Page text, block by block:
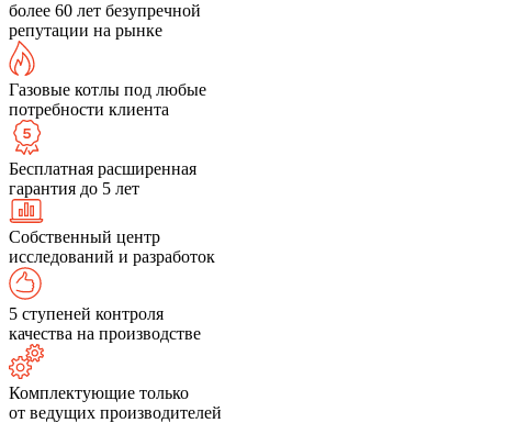
более 60 лет безупречной
репутации на рынке
Газовые котлы под любые
потребности клиента
Бесплатная расширенная
гарантия до 5 лет
Собственный центр
исследований и разработок
5 ступеней контроля
качества на производстве
Комплектующие только
от ведущих производителей